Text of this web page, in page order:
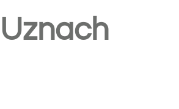
Uznach